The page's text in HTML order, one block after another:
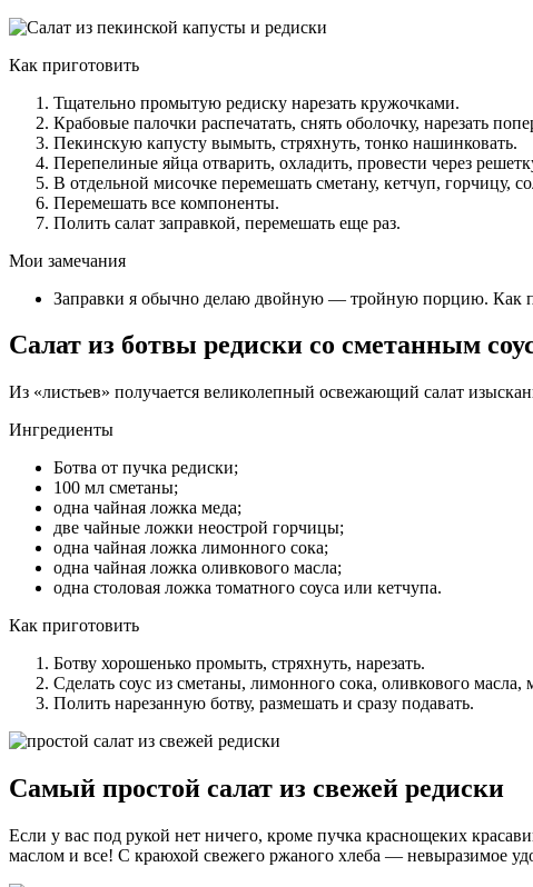
Как приготовить
Тщательно промытую редиску нарезать кружочками.
Крабовые палочки распечатать, снять оболочку, нарезать
Пекинскую капусту вымыть, стряхнуть, тонко нашинковать.
Перепелиные яйца отварить, охладить, провести через
В отдельной мисочке перемешать сметану, кетчуп, горчицу,
Перемешать все компоненты.
Полить салат заправкой, перемешать еще раз.
Мои замечания
Заправки я обычно делаю двойную — тройную порцию. Как
Салат из ботвы редиски со сметанным
Из «листьев» получается великолепный освежающий салат
Ингредиенты
Ботва от пучка редиски;
100 мл сметаны;
одна чайная ложка меда;
две чайные ложки неострой горчицы;
одна чайная ложка лимонного сока;
одна чайная ложка оливкового масла;
одна столовая ложка томатного соуса или кетчупа.
Как приготовить
Ботву хорошенько промыть, стряхнуть, нарезать.
Сделать соус из сметаны, лимонного сока, оливкового масла,
Полить нарезанную ботву, размешать и сразу подавать.
Самый простой салат из свежей редиски
Если у вас под рукой нет ничего, кроме пучка краснощеких
маслом и все! С краюхой свежего ржаного хлеба — невыразимое